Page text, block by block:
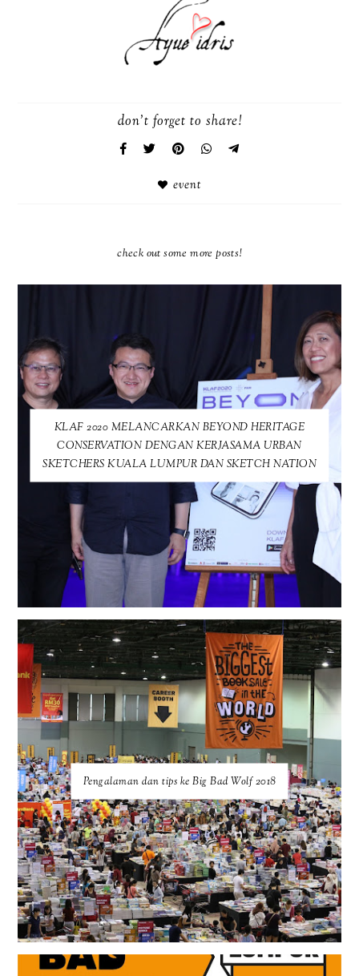
don't forget to share!
event
check out some more posts!
KLAF 2020 MELANCARKAN BEYOND HERITAGE
CONSERVATION DENGAN KERJASAMA URBAN
SKETCHERS KUALA LUMPUR DAN SKETCH NATION
Pengalaman dan tips ke Big Bad Wolf 2018